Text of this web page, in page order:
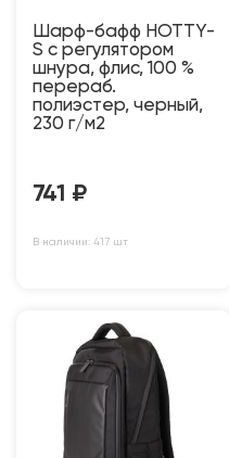
Шарф-бафф HOTTY-
S с регулятором
шнура, флис, 100 %
перераб.
полиэстер, черный,
230 г/м2
741 ₽
В наличии: 417 шт